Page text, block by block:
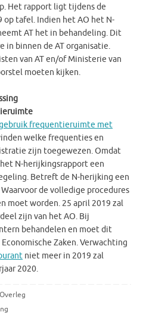
Het rapport ligt tijdens de
op tafel. Indien het AO het N-
AT het in behandeling. Dit
in binnen de AT organisatie.
van AT en/of Ministerie van
moeten kijken.
frequentieruimte met
welke frequenties en
zijn toegewezen. Omdat
N-herijkingsrapport een
Betreft de N-herijking een
de volledige procedures
moet worden. 25 april 2019 zal
zijn van het AO. Bij
behandelen en moet dit
Zaken. Verwachting
niet meer in 2019 zal
2020.